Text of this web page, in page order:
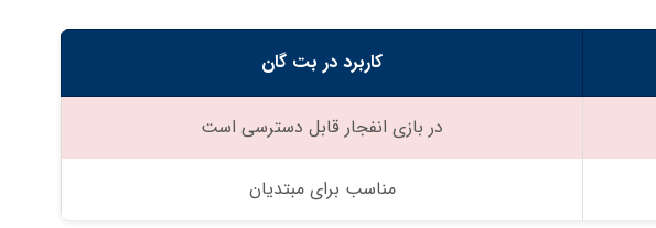
کاربرد در بت گان
در بازی انفجار قابل دسترسی است
مناسب برای مبتدیان